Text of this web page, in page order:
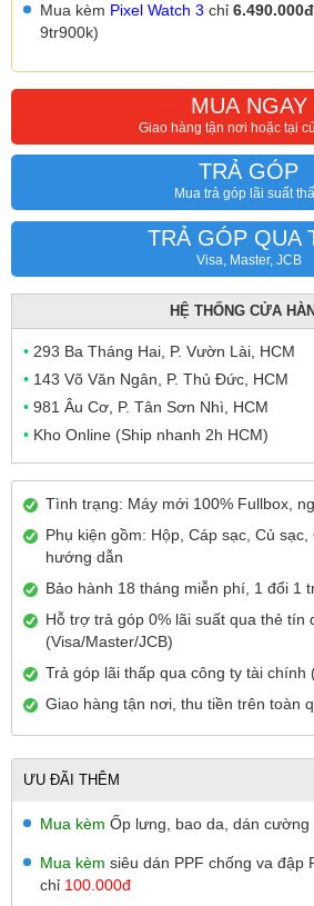
Mua kèm Pixel Watch 3 chỉ 6.490.000đ
9tr900k)
MUA NGAY
Giao hàng tận nơi hoặc tại
TRẢ GÓP
Mua trả góp lãi suất
TRẢ GÓP QUA
Visa, Master, JCB
HỆ THỐNG CỬA
• 293 Ba Tháng Hai, P. Vườn Lài, HCM
• 143 Võ Văn Ngân, P. Thủ Đức, HCM
• 981 Âu Cơ, P. Tân Sơn Nhì, HCM
• Kho Online (Ship nhanh 2h HCM)
Tình trạng: Máy mới 100% Fullbox,
Phụ kiện gồm: Hộp, Cáp sạc, Củ
hướng dẫn
Bảo hành 18 tháng miễn phí, 1 đổi 1
Hỗ trợ trả góp 0% lãi suất qua thẻ tín
(Visa/Master/JCB)
Trả góp lãi thấp qua công ty tài chính
Giao hàng tận nơi, thu tiền trên toàn
ƯU ĐÃI THÊM
Mua kèm Ốp lưng, bao da, dán cường
Mua kèm siêu dán PPF chống va đập
chỉ 100.000đ